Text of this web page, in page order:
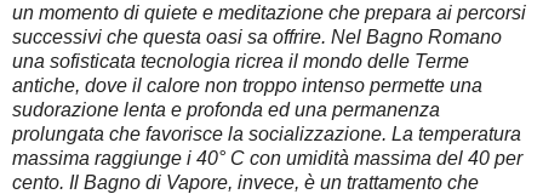
un momento di quiete e meditazione che prepara ai percorsi
successivi che questa oasi sa offrire. Nel Bagno Romano
una sofisticata tecnologia ricrea il mondo delle Terme
antiche, dove il calore non troppo intenso permette una
sudorazione lenta e profonda ed una permanenza
prolungata che favorisce la socializzazione. La temperatura
massima raggiunge i 40° C con umidità massima del 40 per
cento. Il Bagno di Vapore, invece, è un trattamento che